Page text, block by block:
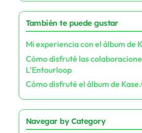
También te puede gustar
Mi experiencia con el álbum de
Cómo disfruté las
L’Entourloop
Cómo disfruté el álbum de
Navegar by Category